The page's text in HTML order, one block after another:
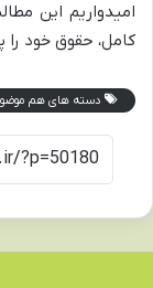
امیدواریم این
کامل، حقوق خود را
دسته های هم